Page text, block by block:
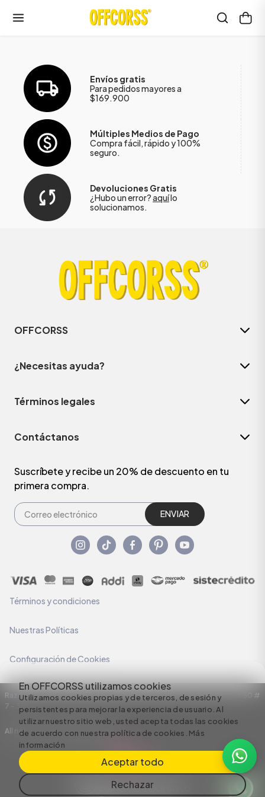
En OFFCORSS utilizamos cookies
Utilizamos cookies propias y de terceros, de sesión y
persistentes para mejorar la experiencia de usuario. Al
utilizar nuestro sitio web, usted acepta todas las cookies
de acuerdo con nuestra política de cookies. Más
información
Aceptar todo
Rechazar
Envíos gratis
Para pedidos mayores a
$169.900
Múltiples Medios de Pago
Compra fácil, rápido y 100%
seguro.
Devoluciones Gratis
¿Hubo un error?aquílo
solucionamos.
OFFCORSS
¿Necesitas ayuda?
Términos legales
Contáctanos
Suscríbete y recibe un 20% de descuento en tu
primera compra.
ENVIAR
Términos y condiciones
Nuestras Políticas
Configuración de Cookies
Razón Social: C.I HERMECO S.A. NIT: 890924167-6 Dirección: Carrera 50 #
7 – 35
All rights reserved empowered by